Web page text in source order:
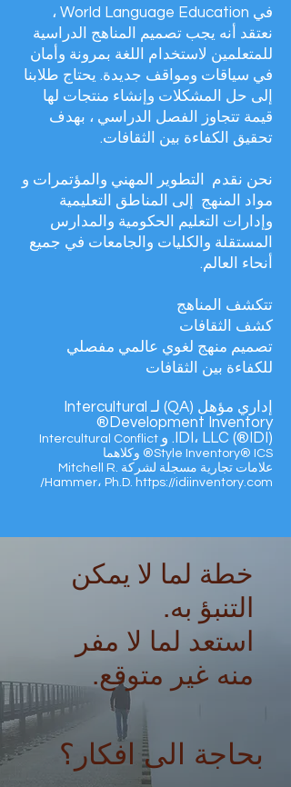
في World Language Education ،
نعتقد أنه يجب تصميم المناهج الدراسية
للمتعلمين لاستخدام اللغة بمرونة وأمان
في سياقات ومواقف جديدة. يحتاج طلابنا
إلى حل المشكلات وإنشاء منتجات لها
قيمة تتجاوز الفصل الدراسي ، بهدف
تحقيق الكفاءة بين الثقافات.
نحن نقدم
التطوير المهني والمؤتمرات و
مواد المنهج
إلى المناطق التعليمية
وإدارات التعليم الحكومية والمدارس
المستقلة والكليات والجامعات في جميع
أنحاء العالم.
تتكشف المناهج
كشف الثقافات
تصميم منهج لغوي عالمي مفصلي
للكفاءة بين الثقافات
إداري مؤهل (QA) لـ
Intercultural
Development Inventory®
(IDI®) IDI، LLC. و
Intercultural Conflict
Style Inventory® ICS® وكلاهما
علامات تجارية مسجلة لشركة Mitchell R.
Hammer، Ph.D. https://idiinventory.com/
خطة لما لا يمكن
التنبؤ به.
استعد لما لا مفر
منه غير متوقع.
بحاجة الى افكار؟